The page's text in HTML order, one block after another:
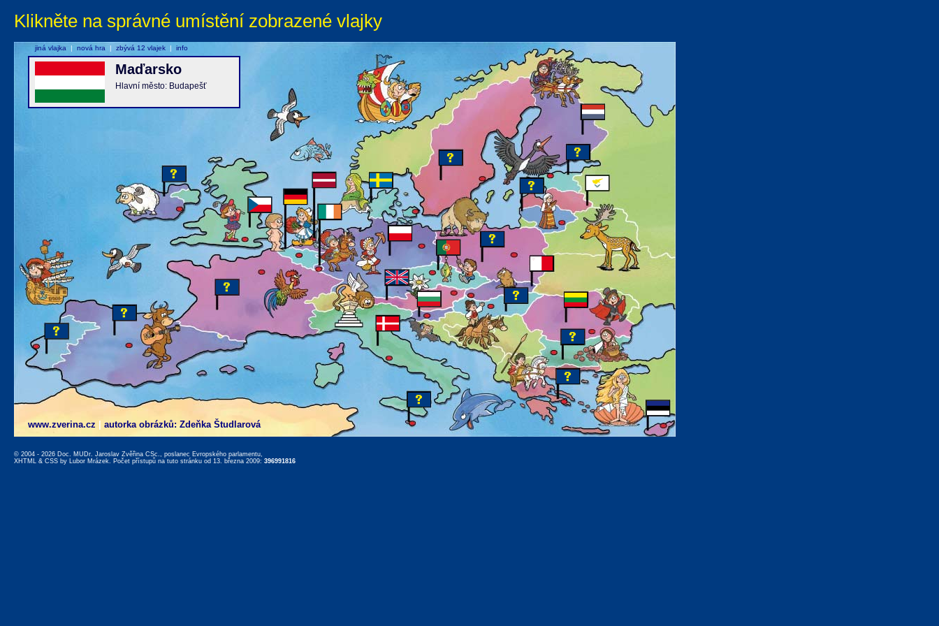
Klikněte na správné umístění zobrazené vlajky
www.zverina.cz autorka obrázků: Zdeňka Študlarová
Maďarsko
Hlavní město: Budapešť
jiná vlajka | nová hra | zbývá 12 vlajek | info
© 2004 - 2026 Doc. MUDr. Jaroslav Zvěřina CSc., poslanec Evropského parlamentu,
XHTML & CSS by Lubor Mrázek. Počet přístupů na tuto stránku od 13. března 2009: 396991816